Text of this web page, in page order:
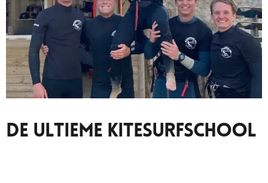
De Ultieme Kitesurfschool